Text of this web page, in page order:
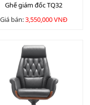
Ghế giám đốc TQ32
Giá bán:3,550,000 VNĐ